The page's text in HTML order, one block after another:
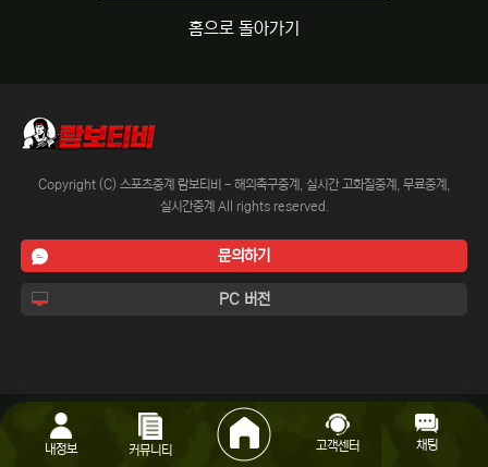
홈으로 돌아가기
Copyright (C) 스포츠중계 람보티비 - 해외축구중계, 실시간 고화질중계, 무료중계,
실시간중계 All rights reserved.
문의하기
PC 버전
내정보 커뮤니티 고객센터 채팅